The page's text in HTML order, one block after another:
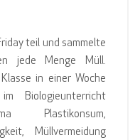
teil und sammelte
jede Menge Müll.
in einer Woche
Biologieunterricht
Plastikonsum,
Müllvermeidung